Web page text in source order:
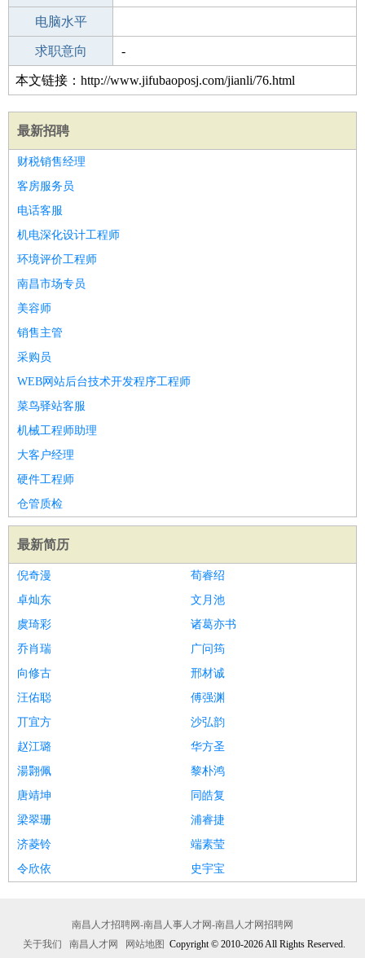
微信号码
电脑水平
外语水平
求职意向 -
本文链接：http://www.jifubaoposj.com/jianli/76.html
最新招聘
财税销售经理
客房服务员
电话客服
机电深化设计工程师
环境评价工程师
南昌市场专员
美容师
销售主管
采购员
WEB网站后台技术开发程序工程师
菜鸟驿站客服
机械工程师助理
大客户经理
硬件工程师
仓管质检
最新简历
倪奇漫
荀睿绍
卓灿东
文月池
虞琦彩
诸葛亦书
乔肖瑞
广问筠
向修古
邢材诚
汪佑聪
傅强渊
丌宜方
沙弘韵
赵江璐
华方圣
湯翾佩
黎朴鸿
唐靖坤
同皓复
梁翠珊
浦睿捷
济菱铃
端素莹
令欣依
史宇宝
南昌人才招聘网-南昌人事人才网-南昌人才网招聘网
关于我们
南昌人才网 网站地图 Copyright © 2010-2026 All Rights Reserved.